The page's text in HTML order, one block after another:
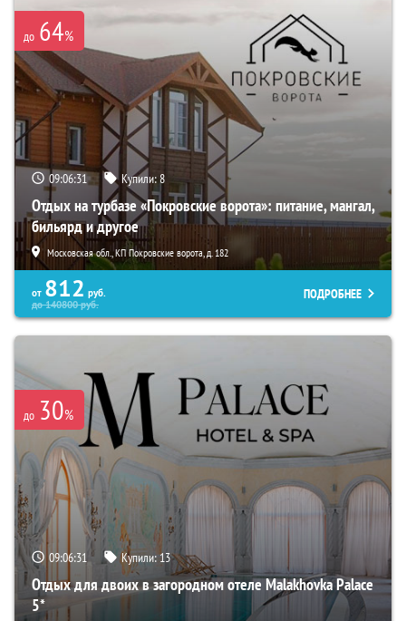
до 64%
09:06:30 Купили:8
Отдых на турбазе «Покровские ворота»: питание, мангал,
бильярд и другое
Московская обл., КП Покровские ворота, д. 182
от 812 руб.
до140800руб.
ПОДРОБНЕЕ
до 30%
09:06:30 Купили:13
Отдых для двоих в загородном отеле Malakhovka Palace
5*